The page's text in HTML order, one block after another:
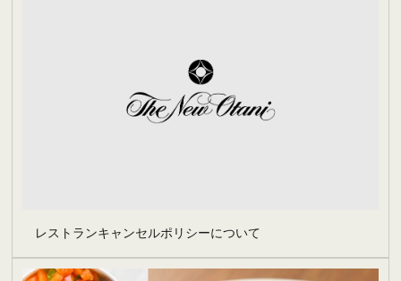
レストランキャンセルポリシーについて